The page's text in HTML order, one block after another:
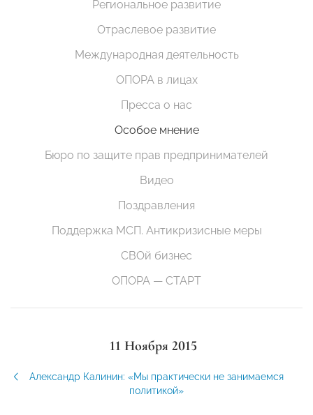
Региональное развитие
Отраслевое развитие
Международная деятельность
ОПОРА в лицах
Пресса о нас
Особое мнение
Бюро по защите прав предпринимателей
Видео
Поздравления
Поддержка МСП. Антикризисные меры
СВОй бизнес
ОПОРА — СТАРТ
11 Ноября 2015
Александр Калинин: «Мы практически не занимаемся
политикой»